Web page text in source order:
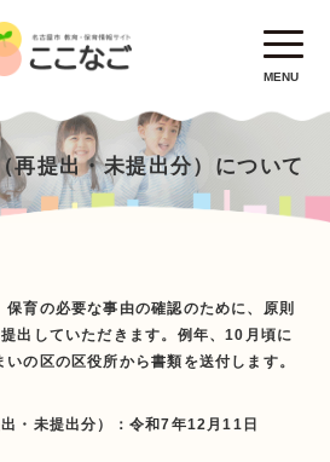
MENU
再提出・未提出分）について
育の必要な事由の確認のために、原則
出していただきます。例年、10月頃に
の区の区役所から書類を送付します。
・未提出分）：令和7年12月11日